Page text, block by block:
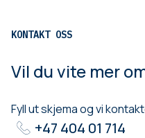
KONTAKT OSS
Vil du vite mer
Fyll ut skjema og vi
+47 404 01 714